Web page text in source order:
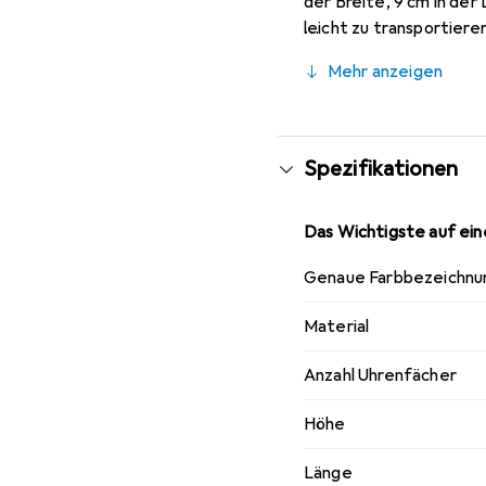
leicht zu
Kratzern und
gute Figur macht.
Mehr anzeigen
Spezifikationen
Das Wichtigste auf
Genaue
Material
Anzahl Uhrenfächer
Höhe
Länge